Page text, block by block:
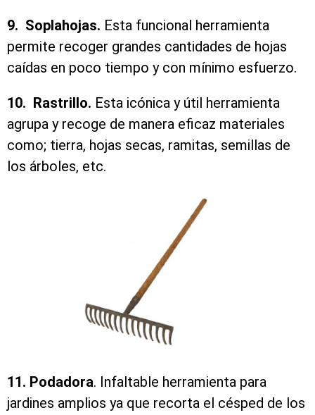
9. Soplahojas. Esta funcional herramienta
permite recoger grandes cantidades de hojas
caídas en poco tiempo y con mínimo esfuerzo.
10. Rastrillo. Esta icónica y útil herramienta
agrupa y recoge de manera eficaz materiales
como; tierra, hojas secas, ramitas, semillas de
los árboles, etc.
11. Podadora. Infaltable herramienta para
jardines amplios ya que recorta el césped de los